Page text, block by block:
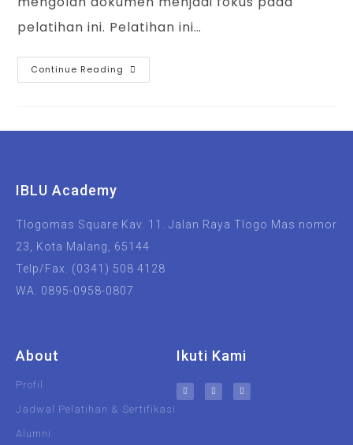
pelatihan ini. Pelatihan ini…
Continue Reading
IBLU Academy
Tlogomas Square Kav. 11. Jalan Raya Tlogo Mas nomor
23, Kota Malang, 65144
Telp/Fax. (0341) 508 4128
WA. 0895-0958-0807
About
Profil
Jadwal Pelatihan & Sertifikasi
Alumni
Ikuti Kami